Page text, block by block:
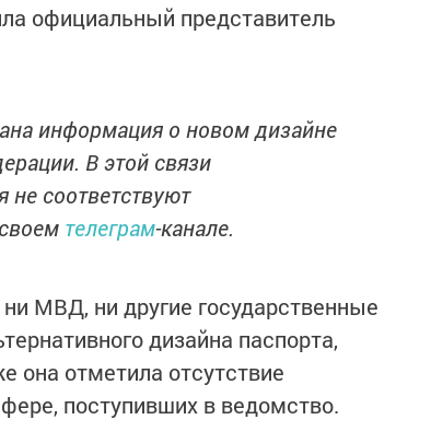
официальный представитель
информация о новом дизайне
В этой связи
не соответствуют
телеграм-канале.
МВД, ни другие государственные
дизайна паспорта,
отметила отсутствие
поступивших в ведомство.